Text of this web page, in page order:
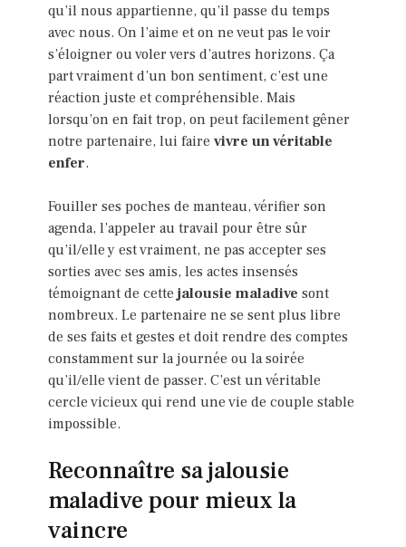
qu’il nous appartienne, qu’il passe du temps
avec nous. On l’aime et on ne veut pas le voir
s’éloigner ou voler vers d’autres horizons. Ça
part vraiment d’un bon sentiment, c’est une
réaction juste et compréhensible. Mais
lorsqu’on en fait trop, on peut facilement gêner
notre partenaire, lui faire vivre un véritable
enfer.
Fouiller ses poches de manteau, vérifier son
agenda, l’appeler au travail pour être sûr
qu’il/elle y est vraiment, ne pas accepter ses
sorties avec ses amis, les actes insensés
témoignant de cette jalousie maladive sont
nombreux. Le partenaire ne se sent plus libre
de ses faits et gestes et doit rendre des comptes
constamment sur la journée ou la soirée
qu’il/elle vient de passer. C’est un véritable
cercle vicieux qui rend une vie de couple stable
impossible.
Reconnaître sa jalousie
maladive pour mieux la
vaincre